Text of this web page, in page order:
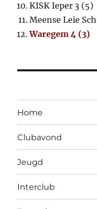
KISK Ieper 3 (5)
Meense Leie
Waregem 4 (3)
Home
Clubavond
Jeugd
Interclub